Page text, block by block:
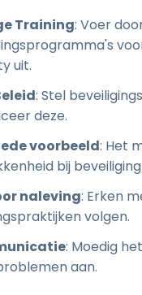
Training: Voer
uit.
: Stel
deze.
voorbeeld: Het
bij
naleving: Erken
volgen.
: Moedig
aan.